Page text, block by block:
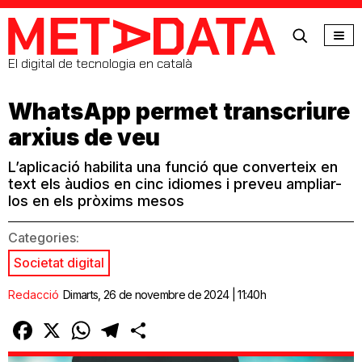
MetaData
El digital de tecnologia en català
WhatsApp permet transcriure
arxius de veu
L’aplicació habilita una funció que converteix en
text els àudios en cinc idiomes i preveu ampliar-
los en els pròxims mesos
Categories:
Societat digital
Redacció Dimarts, 26 de novembre de 2024 | 11:40h
Facebook
X WhatsAppTelegram